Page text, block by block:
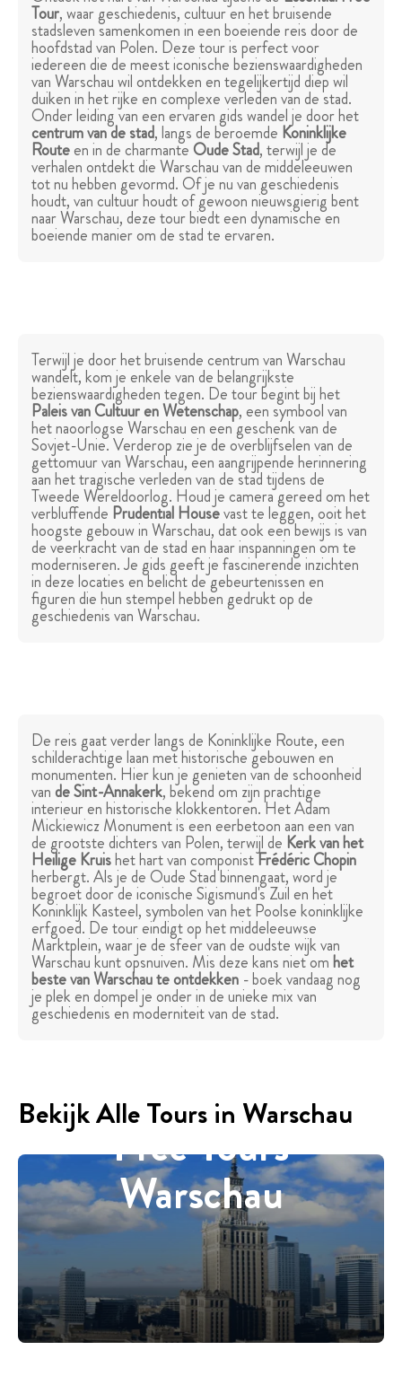
Tour, waar geschiedenis, cultuur en het bruisende
stadsleven samenkomen in een boeiende reis door de
hoofdstad van Polen. Deze tour is perfect voor
iedereen die de meest iconische bezienswaardigheden
van Warschau wil ontdekken en tegelijkertijd diep wil
duiken in het rijke en complexe verleden van de stad.
Onder leiding van een ervaren gids wandel je door het
centrum van de stad, langs de beroemde Koninklijke
Routeen in de charmanteOude Stad, terwijl je de
verhalen ontdekt die Warschau van de middeleeuwen
tot nu hebben gevormd. Of je nu van geschiedenis
houdt, van cultuur houdt of gewoon nieuwsgierig bent
naar Warschau, deze tour biedt een dynamische en
boeiende manier om de stad te ervaren.
Terwijl je door het bruisende centrum van Warschau
wandelt, kom je enkele van de belangrijkste
bezienswaardigheden tegen. De tour begint bij het
Paleis van Cultuur en Wetenschap, een symbool van
het naoorlogse Warschau en een geschenk van de
Sovjet-Unie. Verderop zie je de overblijfselen van de
gettomuur van Warschau, een aangrijpende herinnering
aan het tragische verleden van de stad tijdens de
Tweede Wereldoorlog. Houd je camera gereed om het
verbluffende Prudential Housevast te leggen, ooit het
hoogste gebouw in Warschau, dat ook een bewijs is van
de veerkracht van de stad en haar inspanningen om te
moderniseren. Je gids geeft je fascinerende inzichten
in deze locaties en belicht de gebeurtenissen en
figuren die hun stempel hebben gedrukt op de
geschiedenis van Warschau.
De reis gaat verder langs de Koninklijke Route, een
schilderachtige laan met historische gebouwen en
monumenten. Hier kun je genieten van de schoonheid
vande Sint-Annakerk, bekend om zijn prachtige
interieur en historische klokkentoren. Het Adam
Mickiewicz Monument is een eerbetoon aan een van
de grootste dichters van Polen, terwijl de Kerk van het
Heilige Kruishet hart van componistFrédéric Chopin
herbergt. Als je de Oude Stad binnengaat, word je
begroet door de iconische Sigismund's Zuil en het
Koninklijk Kasteel, symbolen van het Poolse koninklijke
erfgoed. De tour eindigt op het middeleeuwse
Marktplein, waar je de sfeer van de oudste wijk van
Warschau kunt opsnuiven. Mis deze kans niet omhet
beste van Warschau te ontdekken - boek vandaag nog
je plek en dompel je onder in de unieke mix van
geschiedenis en moderniteit van de stad.
Bekijk Alle Tours in Warschau
Free Tours
Warschau